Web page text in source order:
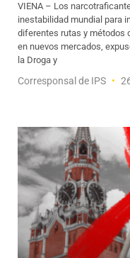
VIENA – Los
inestabilidad mundial para
diferentes rutas y métodos
en nuevos mercados,
la Droga y
Corresponsal de IPS